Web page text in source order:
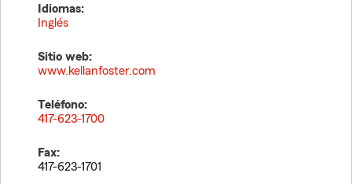
Idiomas:
Inglés
Sitio web:
www.kellanfoster.com
Teléfono:
417-623-1700
Fax:
417-623-1701